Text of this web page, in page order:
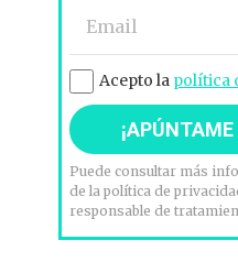
Acepto la política
Puede consultar más
de la política de
responsable de